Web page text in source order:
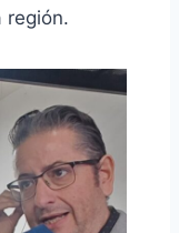
región.